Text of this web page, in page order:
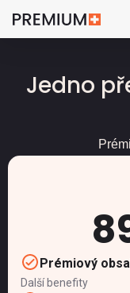
Jedno
Prémiový
Další benefity